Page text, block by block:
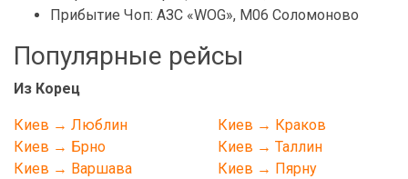
Прибытие Чоп: АЗС «WOG», М06 Соломоново
Популярные рейсы
Из Корец
Киев → Люблин
Киев → Брно
Киев → Варшава
Киев → Краков
Киев → Таллин
Киев → Пярну